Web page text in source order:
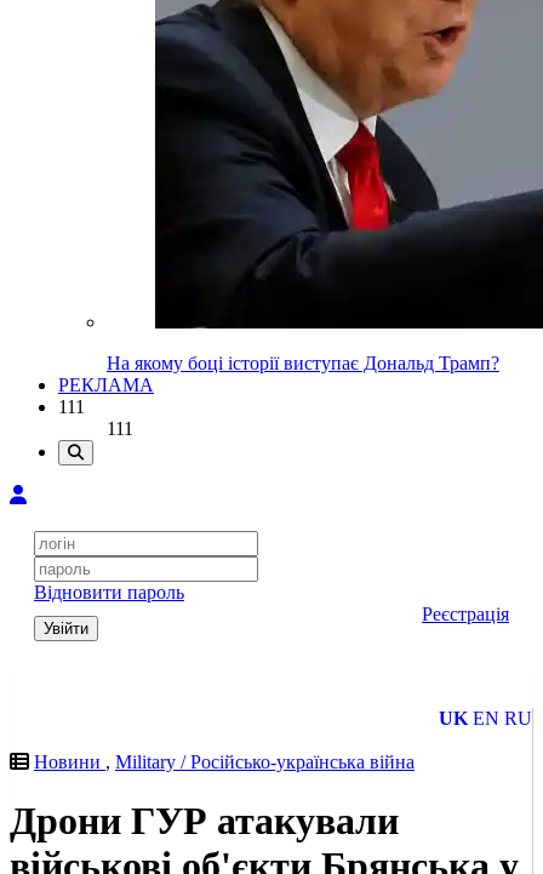
На якому боці історії виступає Дональд Трамп?
РЕКЛАМА
111
111
Відновити пароль
Увійти
Реєстрація
UK EN RU
Новини , Military / Російсько-українська війна
Дрони ГУР атакували